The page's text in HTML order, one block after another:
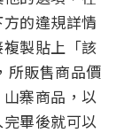
的違規詳情
製貼上「該
所販售商品價
寨商品，以
畢後就可以